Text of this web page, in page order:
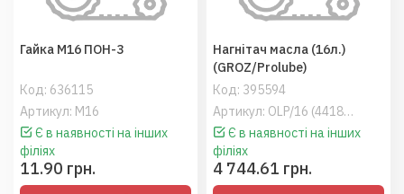
Код: 636115
Артикул: М16
Гайка М16 ПОН-3
Є в наявності на інших
філіях
11.90 грн.
Код: 395594
Артикул: OLP/16 (44181/44184)
Нагнітач масла (16л.)
(GROZ/Prolube)
Є в наявності на інших
філіях
4 744.61 грн.